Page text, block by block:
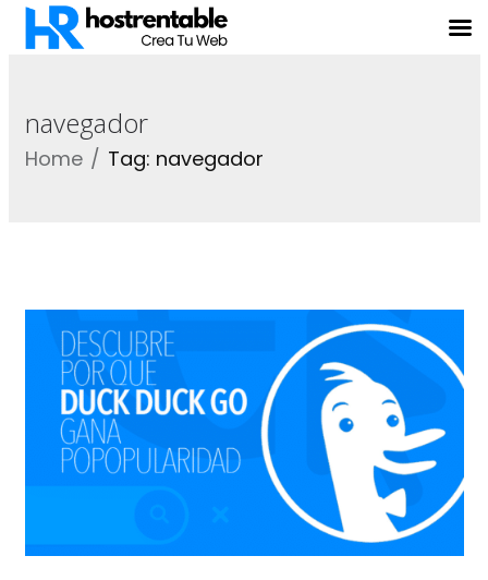
navegador
Home Tag: navegador